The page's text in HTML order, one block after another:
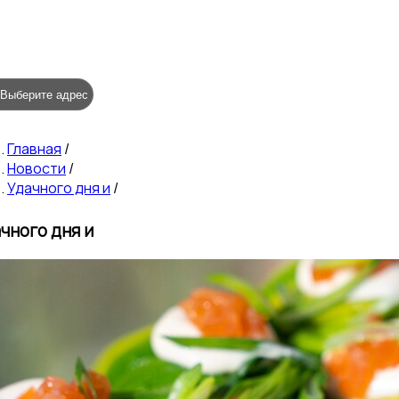
Выберите адрес
Главная /
Новости /
Удачного дня и /
дня и